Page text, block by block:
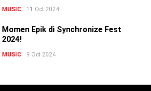
MUSIC 11 Oct 2024
Momen Epik di Synchronize Fest
2024!
MUSIC 9 Oct 2024